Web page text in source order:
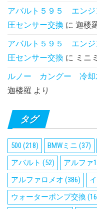
アバルト５９５ エン
圧センサー交換 に 迦楼
アバルト５９５ エン
圧センサー交換 に ミニ
ルノー カングー 冷却
迦楼羅 より
タグ
500 (218) BMWミニ (37)
アバルト (52) アルファ
アルファロメオ (386)
ウォーターポンプ交換